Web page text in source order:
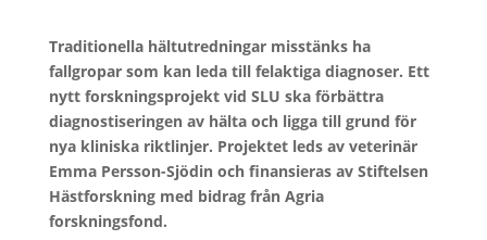
Traditionella hältutredningar misstänks ha
fallgropar som kan leda till felaktiga diagnoser. Ett
nytt forskningsprojekt vid SLU ska förbättra
diagnostiseringen av hälta och ligga till grund för
nya kliniska riktlinjer. Projektet leds av veterinär
Emma Persson-Sjödin och finansieras av Stiftelsen
Hästforskning med bidrag från Agria
forskningsfond.